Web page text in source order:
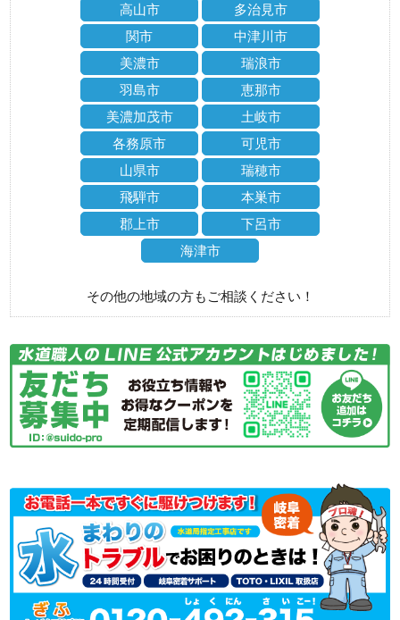
高山市
多治見市
関市
中津川市
美濃市
瑞浪市
羽島市
恵那市
美濃加茂市
土岐市
各務原市
可児市
山県市
瑞穂市
飛騨市
本巣市
郡上市
下呂市
海津市
その他の地域の方もご相談ください！